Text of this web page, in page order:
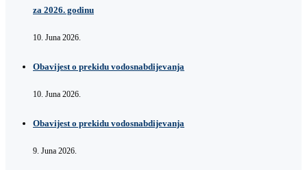
za 2026. godinu
10. Juna 2026.
Obavijest o prekidu vodosnabdijevanja
10. Juna 2026.
Obavijest o prekidu vodosnabdijevanja
9. Juna 2026.